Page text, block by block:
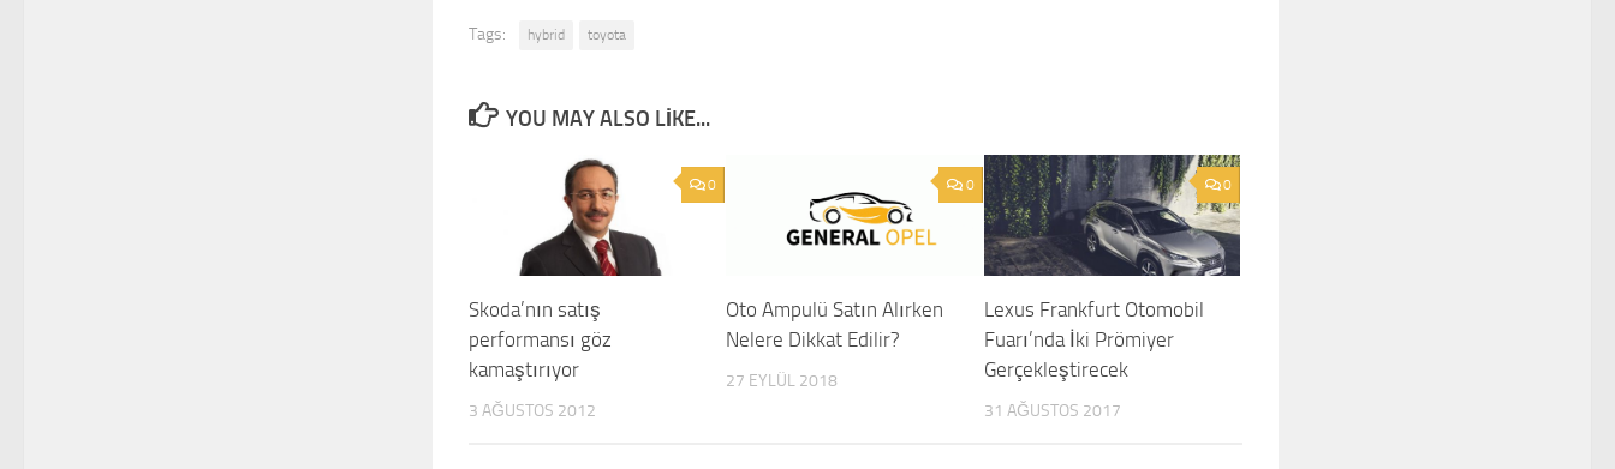
Tags: hybrid toyota
YOU MAY ALSO LIKE...
0
Skoda’nın satış
performansı göz
kamaştırıyor
3 AĞUSTOS 2012
0
Oto Ampulü Satın Alırken
Nelere Dikkat Edilir?
27 EYLÜL 2018
0
Lexus Frankfurt Otomobil
Fuarı’nda İki Prömiyer
Gerçekleştirecek
31 AĞUSTOS 2017